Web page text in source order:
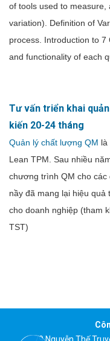
of tools used to
variation). Definition of
process. Introduction to 7
and functionality of each
Tư vấn triển khai
kiến 20-24 tháng
Quản lý chất lượng QM là
Lean TPM. Sau nhiều
chương trình QM cho các
nầy đã mang lại hiệu
cho doanh nghiệp (tham
TST)
79 Nguyễn Thế